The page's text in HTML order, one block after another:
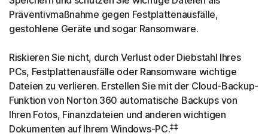
Präventivmaßnahme gegen Festplattenausfälle,
gestohlene Geräte und sogar Ransomware.
Riskieren Sie nicht, durch Verlust oder Diebstahl Ihres
PCs, Festplattenausfälle oder Ransomware wichtige
Dateien zu verlieren. Erstellen Sie mit der Cloud-Backup-
Funktion von Norton 360 automatische Backups von
Ihren Fotos, Finanzdateien und anderen wichtigen
Dokumenten auf Ihrem Windows-PC.‡‡